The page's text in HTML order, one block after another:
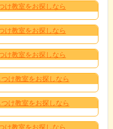
け教室をお探しなら
け教室をお探しなら
け教室をお探しなら
け教室をお探しなら
け教室をお探しなら
け教室をお探しなら